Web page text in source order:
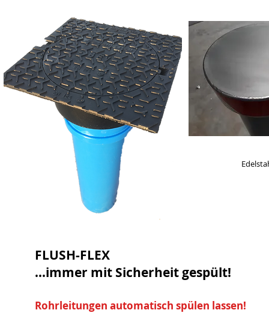
FLUSH-FLEX
...immer mit Sicherheit gespült!
Rohrleitungen automatisch spülen lassen!